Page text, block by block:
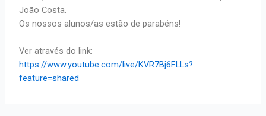
João Costa.
Os nossos alunos/as estão de parabéns!
Ver através do link:
https://www.youtube.com/live/KVR7Bj6FLLs?
feature=shared